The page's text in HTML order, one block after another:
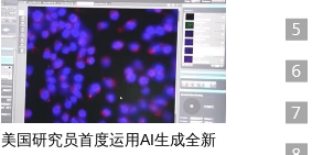
美国研究员首度运用AI生成全新